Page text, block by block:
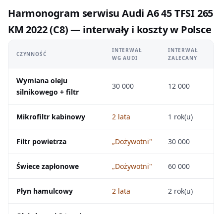
Harmonogram serwisu Audi A6 45 TFSI 265
KM 2022 (C8) — interwały i koszty w Polsce
CZYNNOŚĆ
INTERWAŁ
WG AUDI
INTERWAŁ
ZALECANY
Wymiana oleju
silnikowego + filtr
30 000 12 000
Mikrofiltr kabinowy 2 lata 1 rok(u)
Filtr powietrza „Dożywotni" 30 000
Świece zapłonowe „Dożywotni" 60 000
Płyn hamulcowy 2 lata 2 rok(u)